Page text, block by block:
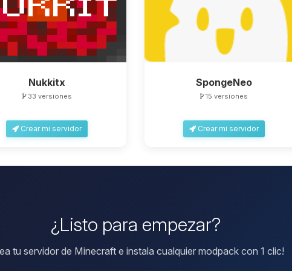
Nukkitx
33 versiones
Crear mi servidor
SpongeNeo
15 versiones
Crear mi servidor
¿Listo para empezar?
tu servidor de Minecraft e instala cualquier modpack con 1 clic!